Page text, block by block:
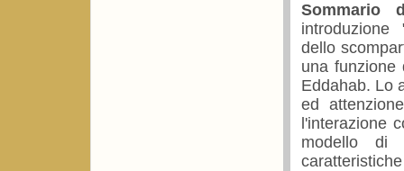
Sommario
introduzione
dello
una funzione
Eddahab. Lo
ed
l'interazione
modello di